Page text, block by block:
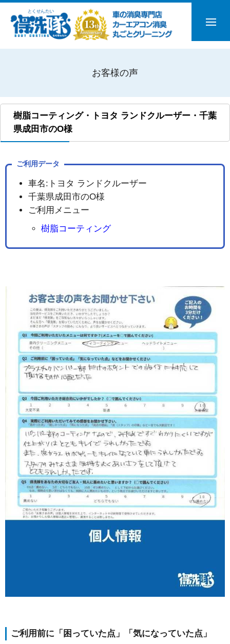
お客様の声
樹脂コーティング・トヨタ ランドクルーザー・千葉
県成田市のO様
ご利用データ
車名:トヨタ ランドクルーザー
千葉県成田市のO様
ご利用メニュー
樹脂コーティング
ご利用前に「困っていた点」「気になっていた点」